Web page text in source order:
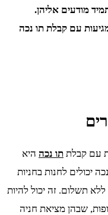
מודעים אליהן.
עם קבלת תו נכה
עם קבלת תו נכה היא
יכולים לחנות בחניות
ללא תשלום. זה יכול להיות
שבהן מציאת חניה